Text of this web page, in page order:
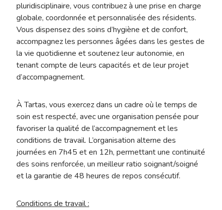
pluridisciplinaire, vous contribuez à une prise en charge
globale, coordonnée et personnalisée des résidents.
Vous dispensez des soins d’hygiène et de confort,
accompagnez les personnes âgées dans les gestes de
la vie quotidienne et soutenez leur autonomie, en
tenant compte de leurs capacités et de leur projet
d’accompagnement.
À Tartas, vous exercez dans un cadre où le temps de
soin est respecté, avec une organisation pensée pour
favoriser la qualité de l’accompagnement et les
conditions de travail. L’organisation alterne des
journées en 7h45 et en 12h, permettant une continuité
des soins renforcée, un meilleur ratio soignant/soigné
et la garantie de 48 heures de repos consécutif.
Conditions de travail :